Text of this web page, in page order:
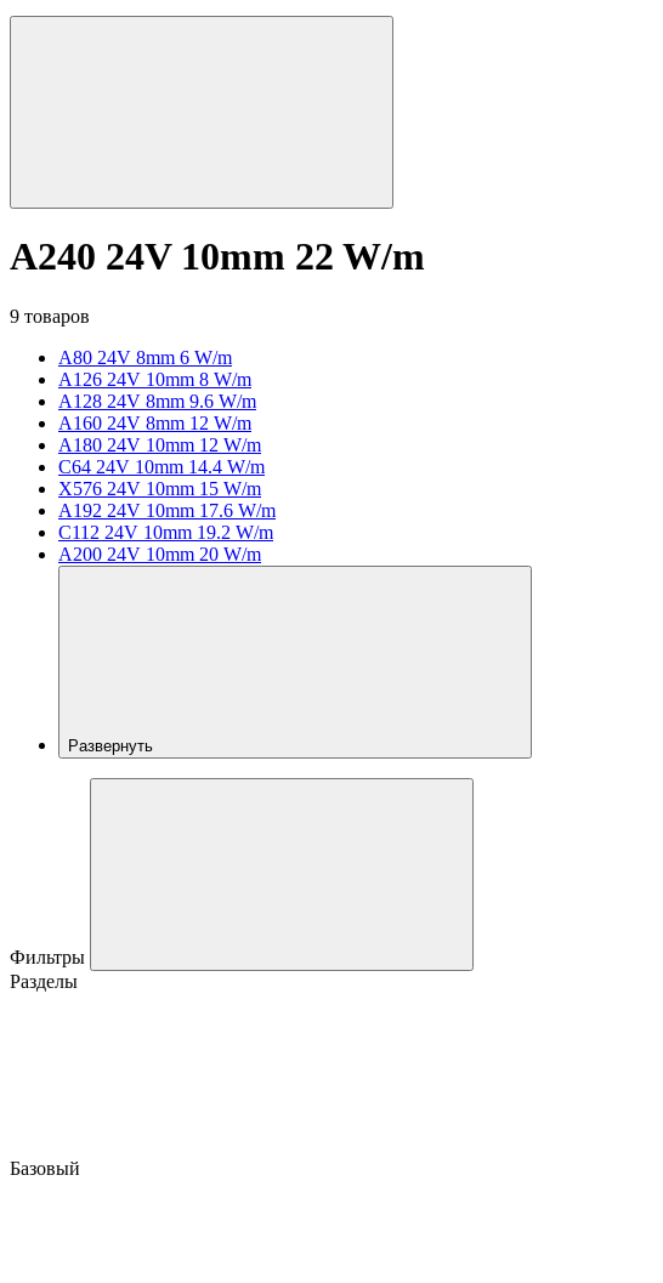
A240 24V 10mm 22 W/m
9 товаров
A80 24V 8mm 6 W/m
A126 24V 10mm 8 W/m
A128 24V 8mm 9.6 W/m
A160 24V 8mm 12 W/m
A180 24V 10mm 12 W/m
C64 24V 10mm 14.4 W/m
X576 24V 10mm 15 W/m
A192 24V 10mm 17.6 W/m
C112 24V 10mm 19.2 W/m
A200 24V 10mm 20 W/m
Развернуть
Фильтры
Разделы
Базовый